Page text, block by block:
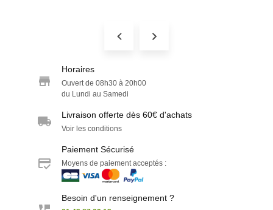
Horaires
Ouvert de 08h30 à 20h00
du Lundi au Samedi
Livraison offerte dès 60€ d'achats
Voir les conditions
Paiement Sécurisé
Moyens de paiement acceptés :
Besoin d'un renseignement ?